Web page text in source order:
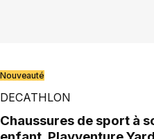
Play Video
Nouveauté
DECATHLON
Chaussures de sport à scratch résistantes